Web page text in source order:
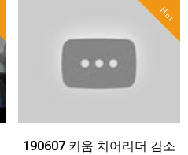
Hot
190607 키움 치어리더 김소